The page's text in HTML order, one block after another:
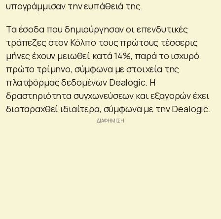
υπογράμμισαν την ευπάθειά της.
Τα έσοδα που δημιούργησαν οι επενδυτικές
τράπεζες στον Κόλπο τους πρώτους τέσσερις
μήνες έχουν μειωθεί κατά 14%, παρά το ισχυρό
πρώτο τρίμηνο, σύμφωνα με στοιχεία της
πλατφόρμας δεδομένων Dealogic. Η
δραστηριότητα συγχωνεύσεων και εξαγορών έχει
διαταραχθεί ιδιαίτερα, σύμφωνα με την Dealogic.